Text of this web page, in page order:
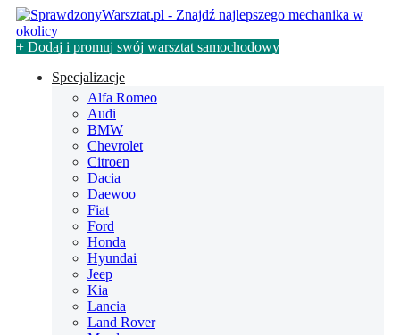
+ Dodaj i promuj swój warsztat samochodowy
Specjalizacje
Alfa Romeo
Audi
BMW
Chevrolet
Citroen
Dacia
Daewoo
Fiat
Ford
Honda
Hyundai
Jeep
Kia
Lancia
Land Rover